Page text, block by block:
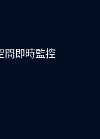
間即時監控